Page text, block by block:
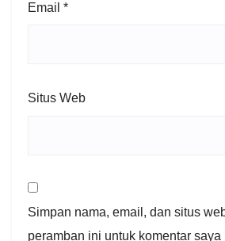
Email *
Situs Web
Simpan nama, email, dan situs
peramban ini untuk komentar saya